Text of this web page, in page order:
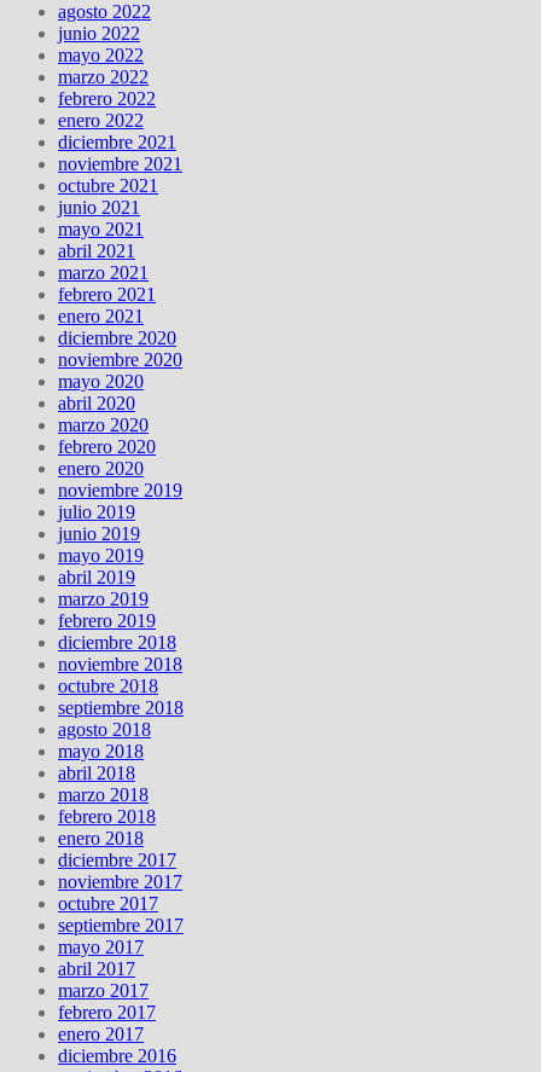
agosto 2022
junio 2022
mayo 2022
marzo 2022
febrero 2022
enero 2022
diciembre 2021
noviembre 2021
octubre 2021
junio 2021
mayo 2021
abril 2021
marzo 2021
febrero 2021
enero 2021
diciembre 2020
noviembre 2020
mayo 2020
abril 2020
marzo 2020
febrero 2020
enero 2020
noviembre 2019
julio 2019
junio 2019
mayo 2019
abril 2019
marzo 2019
febrero 2019
diciembre 2018
noviembre 2018
octubre 2018
septiembre 2018
agosto 2018
mayo 2018
abril 2018
marzo 2018
febrero 2018
enero 2018
diciembre 2017
noviembre 2017
octubre 2017
septiembre 2017
mayo 2017
abril 2017
marzo 2017
febrero 2017
enero 2017
diciembre 2016